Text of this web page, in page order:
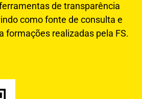
de transparência
como fonte de consulta e
formações realizadas pela FS.